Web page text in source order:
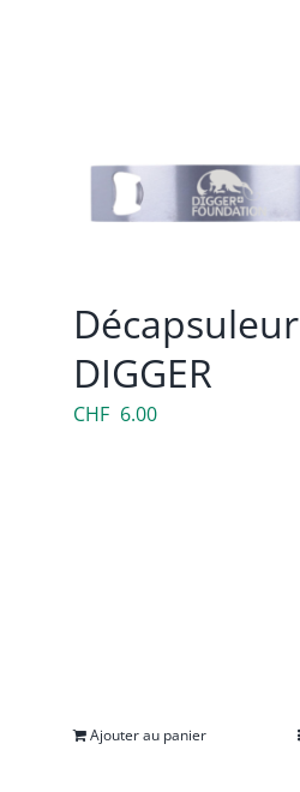
Décapsuleur
DIGGER
CHF 6.00
Ajouter au panier